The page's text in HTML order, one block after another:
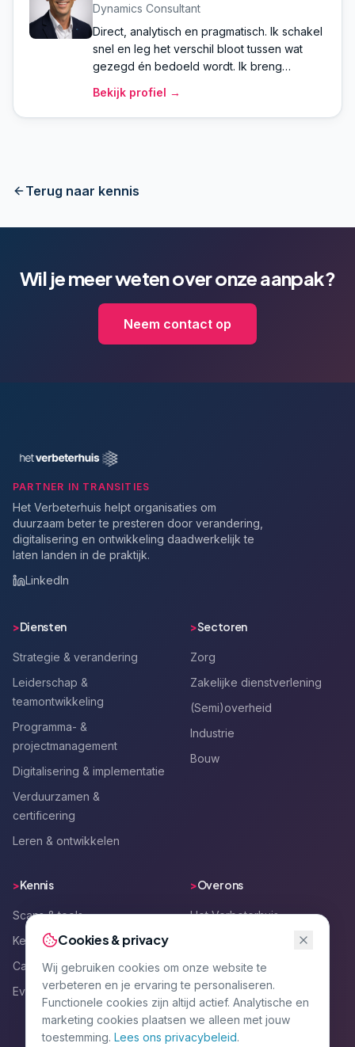
Dynamics Consultant
Direct, analytisch en pragmatisch. Ik schakel
snel en leg het verschil bloot tussen wat
gezegd én bedoeld wordt. Ik breng
inzichtelijk wat gedaan moet worden. "Mijn
werk is ontdekken wat mensen en
teamontwikkeling of ontwikkeling van
Bekijk profiel →
Terug naar kennis
Wil je meer weten over onze aanpak?
Neem contact op
PARTNER IN TRANSITIES
Het Verbeterhuis helpt organisaties om
duurzaam beter te presteren door verandering,
digitalisering en ontwikkeling daadwerkelijk te
laten landen in de praktijk.
LinkedIn
>Diensten
Strategie & verandering
Leiderschap &
teamontwikkeling
Programma- &
projectmanagement
Digitalisering & implementatie
Verduurzamen &
certificering
Leren & ontwikkelen
>Sectoren
Zorg
Zakelijke dienstverlening
(Semi)overheid
Industrie
Bouw
>Kennis
Scans & tools
Kennisartikelen
Cases
Events
>Over ons
Het Verbeterhuis
Werken bij
Kennismaken
Contact
Cookies & privacy
Wij gebruiken cookies om onze website te
verbeteren en je ervaring te personaliseren.
Functionele cookies zijn altijd actief. Analytische en
marketing cookies plaatsen we alleen met jouw
toestemming. Lees ons privacybeleid.